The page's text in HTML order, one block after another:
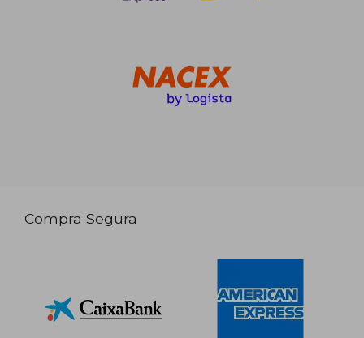
Compra Segura